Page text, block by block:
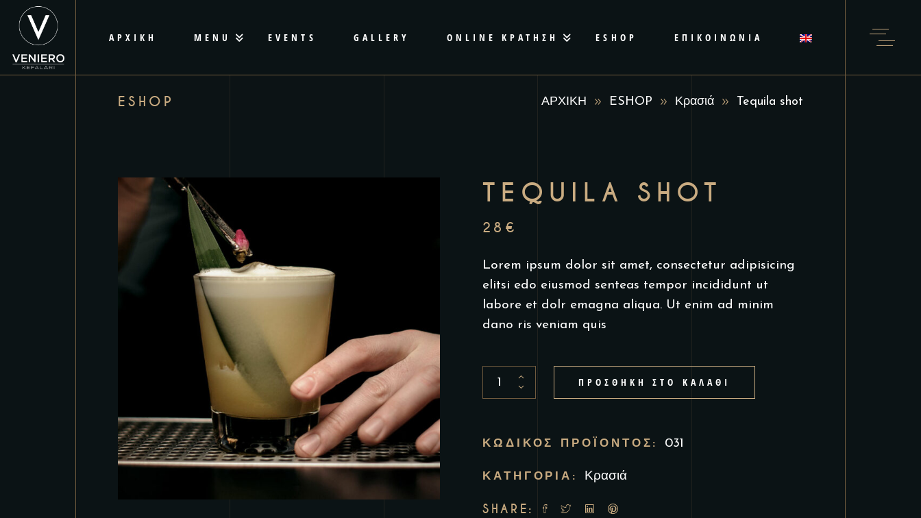
ΑΡΧΙΚΗ MENU EVENTS GALLERY ONLINE ΚΡΑΤΗΣΗ ESHOP ΕΠΙΚΟΙΝΩΝΙΑ
ESHOP ΑΡΧΙΚΗ ESHOP Κρασιά Tequila shot
TEQUILA SHOT
28 €
Lorem ipsum dolor sit amet, consectetur adipisicing
elitsi edo eiusmod senteas tempor incididunt ut
labore et dolr emagna aliqua. Ut enim ad minim
dano ris veniam quis
Tequila
shot
ΠΡΟΣΘΉΚΗ ΣΤΟ ΚΑΛΆΘΙ
ΚΩΔΙΚΌΣ ΠΡΟΪΌΝΤΟΣ: 031
ΚΑΤΗΓΟΡΊΑ: Κρασιά
SHARE: